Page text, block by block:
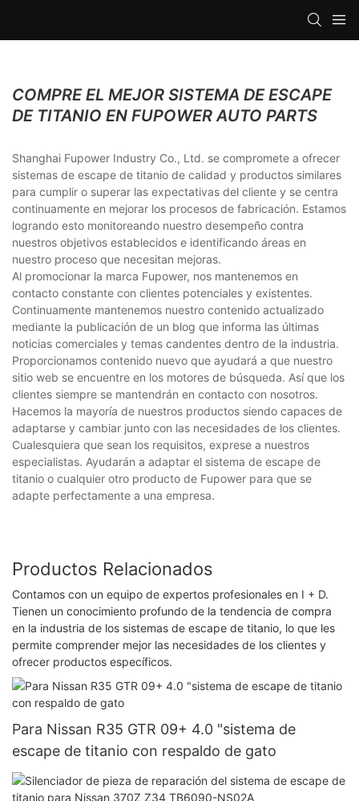
COMPRE EL MEJOR SISTEMA DE ESCAPE
DE TITANIO EN FUPOWER AUTO PARTS
Shanghai Fupower Industry Co., Ltd. se compromete a ofrecer
sistemas de escape de titanio de calidad y productos similares
para cumplir o superar las expectativas del cliente y se centra
continuamente en mejorar los procesos de fabricación. Estamos
logrando esto monitoreando nuestro desempeño contra
nuestros objetivos establecidos e identificando áreas en
nuestro proceso que necesitan mejoras.
Al promocionar la marca Fupower, nos mantenemos en
contacto constante con clientes potenciales y existentes.
Continuamente mantenemos nuestro contenido actualizado
mediante la publicación de un blog que informa las últimas
noticias comerciales y temas candentes dentro de la industria.
Proporcionamos contenido nuevo que ayudará a que nuestro
sitio web se encuentre en los motores de búsqueda. Así que los
clientes siempre se mantendrán en contacto con nosotros.
Hacemos la mayoría de nuestros productos siendo capaces de
adaptarse y cambiar junto con las necesidades de los clientes.
Cualesquiera que sean los requisitos, exprese a nuestros
especialistas. Ayudarán a adaptar el sistema de escape de
titanio o cualquier otro producto de Fupower para que se
adapte perfectamente a una empresa.
Productos Relacionados
Contamos con un equipo de expertos profesionales en I + D.
Tienen un conocimiento profundo de la tendencia de compra
en la industria de los sistemas de escape de titanio, lo que les
permite comprender mejor las necesidades de los clientes y
ofrecer productos específicos.
Para Nissan R35 GTR 09+ 4.0 "sistema de
escape de titanio con respaldo de gato